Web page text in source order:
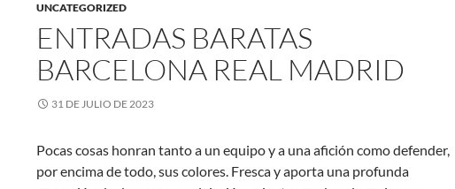
UNCATEGORIZED
ENTRADAS BARATAS
BARCELONA REAL MADRID
31 DE JULIO DE 2023
Pocas cosas honran tanto a un equipo y a una afición como defender,
por encima de todo, sus colores. Fresca y aporta una profunda